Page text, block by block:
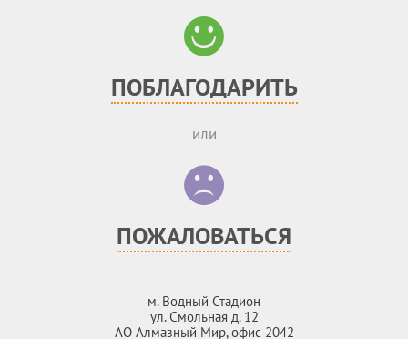
ПОБЛАГОДАРИТЬ
или
ПОЖАЛОВАТЬСЯ
м. Водный Стадион
ул. Смольная д. 12
АО Алмазный Мир, офис 2042